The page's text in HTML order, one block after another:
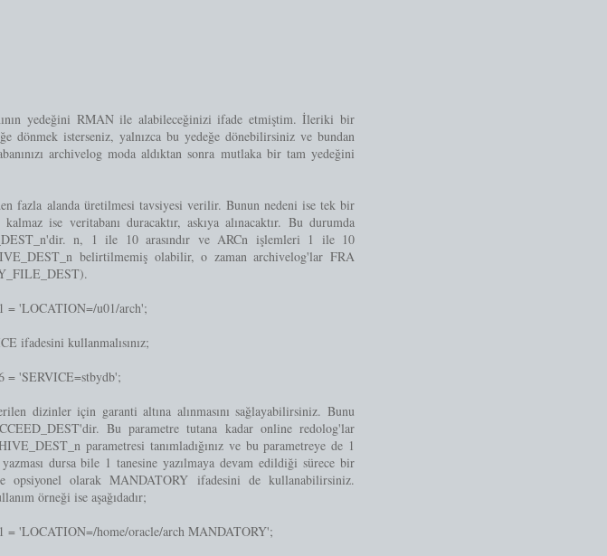
yedeğini RMAN ile alabileceğinizi ifade etmiştim. İleriki bir
dönmek isterseniz, yalnızca bu yedeğe dönebilirsiniz ve bundan
archivelog moda aldıktan sonra mutlaka bir tam yedeğini
fazla alanda üretilmesi tavsiyesi verilir. Bunun nedeni ise tek bir
ise veritabanı duracaktır, askıya alınacaktır. Bu durumda
n, 1 ile 10 arasındır ve ARCn işlemleri 1 ile 10
belirtilmemiş olabilir, o zaman archivelog'lar FRA
= 'LOCATION=/u01/arch';
ifadesini kullanmalısınız;
= 'SERVICE=stbydb';
dizinler için garanti altına alınmasını sağlayabilirsiniz. Bunu
Bu parametre tutana kadar online redolog'lar
parametresi tanımladığınız ve bu parametreye de 1
dursa bile 1 tanesine yazılmaya devam edildiği sürece bir
opsiyonel olarak MANDATORY ifadesini de kullanabilirsiniz.
örneği ise aşağıdadır;
= 'LOCATION=/home/oracle/arch MANDATORY';